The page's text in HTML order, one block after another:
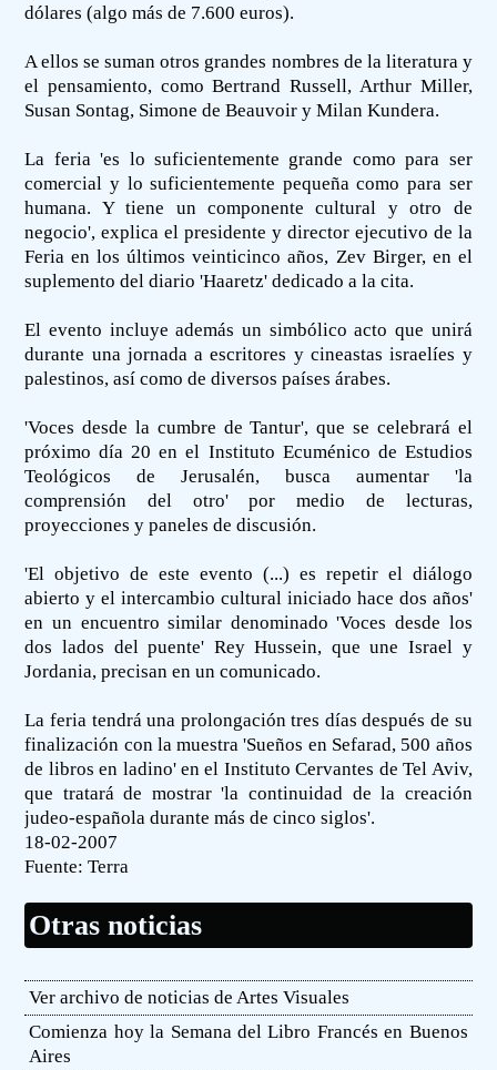
dólares (algo más de 7.600 euros).
A ellos se suman otros grandes nombres de la literatura y
el pensamiento, como Bertrand Russell, Arthur Miller,
Susan Sontag, Simone de Beauvoir y Milan Kundera.
La feria 'es lo suficientemente grande como para ser
comercial y lo suficientemente pequeña como para ser
humana. Y tiene un componente cultural y otro de
negocio', explica el presidente y director ejecutivo de la
Feria en los últimos veinticinco años, Zev Birger, en el
suplemento del diario 'Haaretz' dedicado a la cita.
El evento incluye además un simbólico acto que unirá
durante una jornada a escritores y cineastas israelíes y
palestinos, así como de diversos países árabes.
'Voces desde la cumbre de Tantur', que se celebrará el
próximo día 20 en el Instituto Ecuménico de Estudios
Teológicos de Jerusalén, busca aumentar 'la
comprensión del otro' por medio de lecturas,
proyecciones y paneles de discusión.
'El objetivo de este evento (...) es repetir el diálogo
abierto y el intercambio cultural iniciado hace dos años'
en un encuentro similar denominado 'Voces desde los
dos lados del puente' Rey Hussein, que une Israel y
Jordania, precisan en un comunicado.
La feria tendrá una prolongación tres días después de su
finalización con la muestra 'Sueños en Sefarad, 500 años
de libros en ladino' en el Instituto Cervantes de Tel Aviv,
que tratará de mostrar 'la continuidad de la creación
judeo-española durante más de cinco siglos'.
18-02-2007
Fuente:Terra
Otras noticias
Ver archivo de noticias de Artes Visuales
Comienza hoy la Semana del Libro Francés en Buenos
Aires